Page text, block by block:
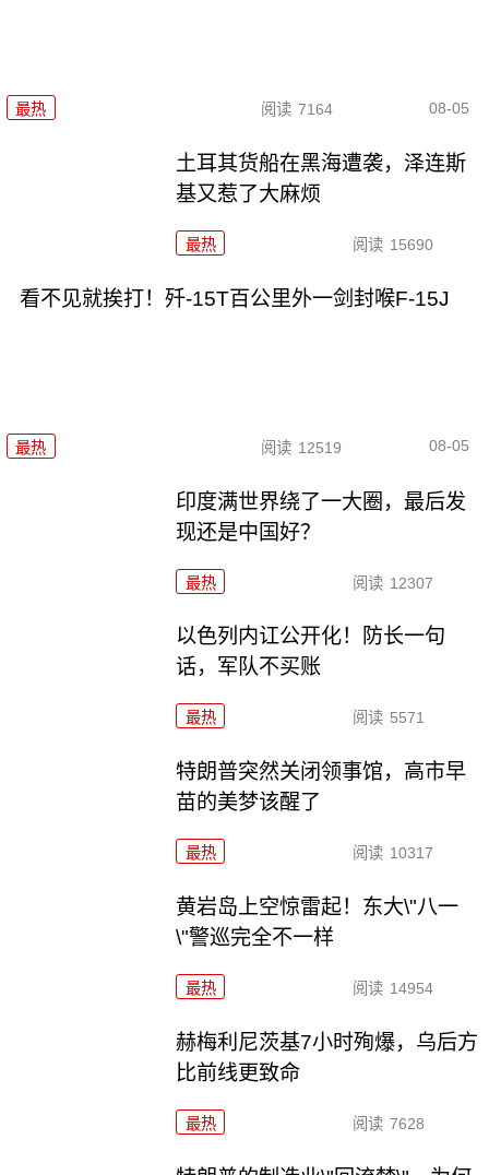
最热 阅读 7164 08-05
土耳其货船在黑海遭袭，泽连斯
基又惹了大麻烦
最热 阅读 15690
看不见就挨打！歼-15T百公里外一剑封喉F-15J
最热 阅读 12519 08-05
印度满世界绕了一大圈，最后发
现还是中国好？
最热 阅读 12307
以色列内讧公开化！防长一句
话，军队不买账
最热 阅读 5571
特朗普突然关闭领事馆，高市早
苗的美梦该醒了
最热 阅读 10317
黄岩岛上空惊雷起！东大\"八一
\"警巡完全不一样
最热 阅读 14954
赫梅利尼茨基7小时殉爆，乌后方
比前线更致命
最热 阅读 7628